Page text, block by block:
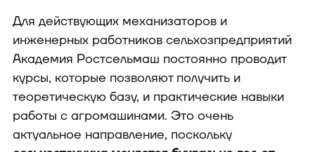
Для действующих механизаторов и
инженерных работников сельхозпредприятий
Академия Ростсельмаш постоянно проводит
курсы, которые позволяют получить и
теоретическую базу, и практические навыки
работы с агромашинами. Это очень
актуальное направление, поскольку